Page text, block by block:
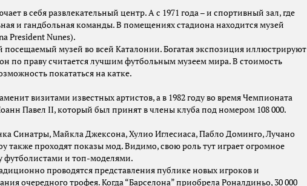
в себя развлекательный центр. А с 1971 года – и спортивный зал, где
и гандбольная команды. В помещениях стадиона находится музей
President Nunes).
посещаемый музей во всей Каталонии. Богатая экспозиция иллюстрируют
по праву считается лучшим футбольным музеем мира. В стоимость
покататься на катке.
визитами известных артистов, а в 1982 году во время Чемпионата
Павел II, который был принят в члены клуба под номером 108 000.
Синатры, Майкла Джексона, Хулио Иглесиаса, Пабло Доминго, Лучано
также проходят показы мод. Видимо, свою роль тут играет огромное
футболистами и топ-моделями.
проводятся представления публике новых игроков и
очередного трофея. Когда “Барселона” приобрела Роналдиньо, 30 000